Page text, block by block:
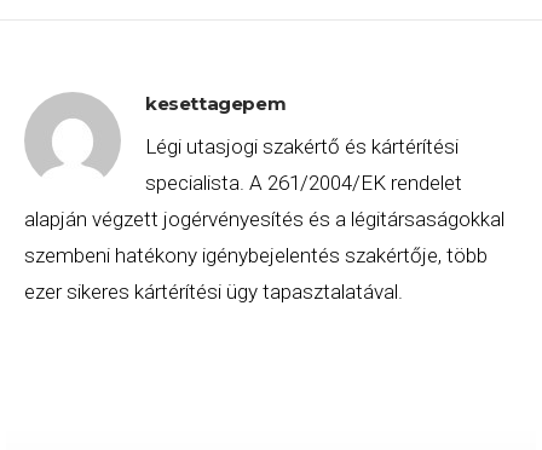
kesettagepem
Légi utasjogi szakértő és kártérítési
specialista. A 261/2004/EK rendelet
alapján végzett jogérvényesítés és a légitársaságokkal
szembeni hatékony igénybejelentés szakértője, több
ezer sikeres kártérítési ügy tapasztalatával.